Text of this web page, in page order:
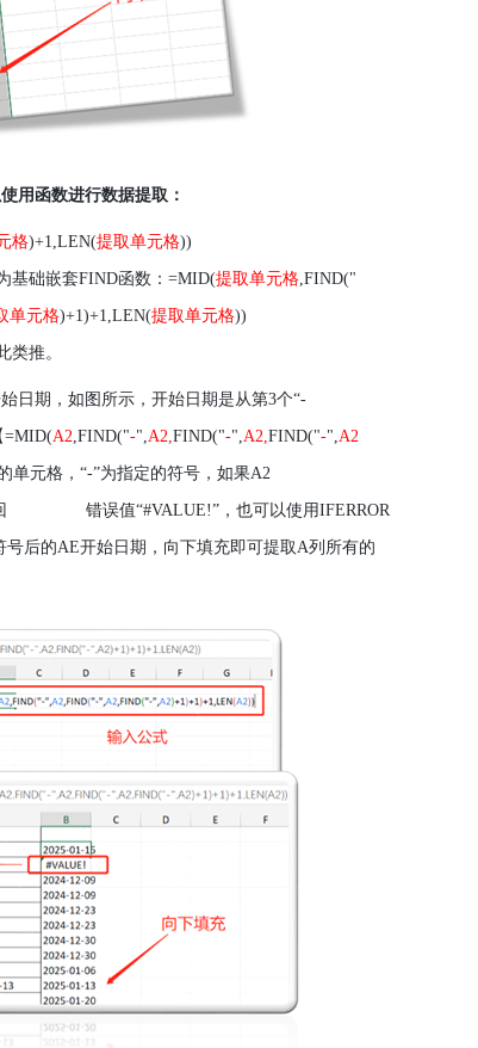
用函数进行数据提取：
格)+1,LEN(提取单元格))
基础嵌套FIND函数： =MID(提取单元格,FIND("
单元格)+1)+1,LEN(提取单元格))
类推。
日期，如图所示，开始日期是从第3个“-
=MID(A2,FIND("-",A2,FIND("-",A2,FIND("-",A2
单元格，“-”为指定的符号，如果A2
错误值“#VALUE!”，也可以使用IFERROR
号后的AE开始日期，向下填充即可提取A列所有的